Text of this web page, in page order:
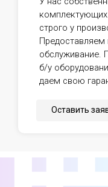
строго у
Предоставляем
обслуживание.
б/у
даем свою
Оставить